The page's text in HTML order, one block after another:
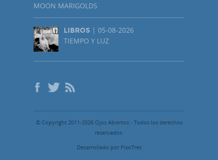
MOON MARIGOLDS
LIBROS | 05-08-2026
TIEMPO Y LUZ
© Copyright 2011-2026 Ojos Abiertos - Todos los derechos
reservados.
Desarrollado por PisoTres